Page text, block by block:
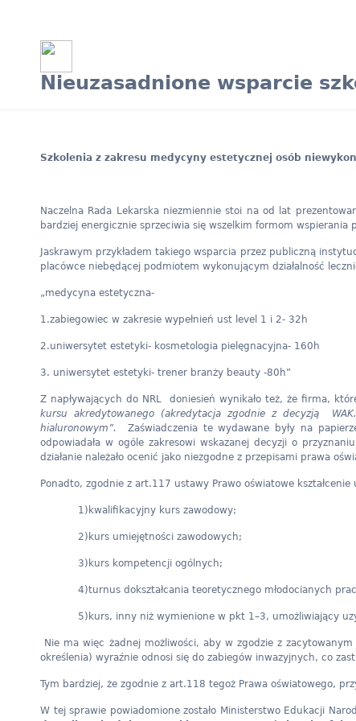
Nieuzasadnione wsparcie
Szkolenia z zakresu medycyny estetycznej osób
Naczelna Rada Lekarska niezmiennie stoi na od lat
bardziej energicznie sprzeciwia się wszelkim formom
Jaskrawym przykładem takiego wsparcia przez publiczną
placówce niebędącej podmiotem wykonującym działalność
„medycyna estetyczna-
1.zabiegowiec w zakresie wypełnień ust level 1 i 2- 32h
2.uniwersytet estetyki- kosmetologia pielęgnacyjna- 160h
3. uniwersytet estetyki- trener branży beauty -80h”
Z napływających do NRL doniesień wynikało też, że firma,
kursu akredytowanego (akredytacja zgodnie z decyzją
hialuronowym”. Zaświadczenia te wydawane były na
odpowiadała w ogóle zakresowi wskazanej decyzji o
działanie należało ocenić jako niezgodne z przepisami prawa
Ponadto, zgodnie z art.117 ustawy Prawo oświatowe
1)kwalifikacyjny kurs zawodowy;
2)kurs umiejętności zawodowych;
3)kurs kompetencji ogólnych;
4)turnus dokształcania teoretycznego młodocianych
5)kurs, inny niż wymienione w pkt 1–3, umożliwiający
Nie ma więc żadnej możliwości, aby w zgodzie z
określenia) wyraźnie odnosi się do zabiegów inwazyjnych, co
Tym bardziej, że zgodnie z art.118 tegoż Prawa oświatowego,
W tej sprawie powiadomione zostało Ministerstwo Edukacji